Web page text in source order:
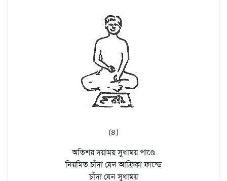
(৪)
অতিশয় দয়াময় সুধাময় পাণ্ডে
নিয়মিত চাঁদা যেন আফ্রিকা ফান্ডে
চাঁদা যেন সুধাময়